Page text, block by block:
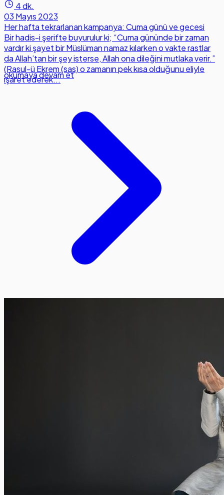
4 dk.
03 Mayıs 2023
Her hafta tekrarlanan kampanya: Cuma günü ve gecesi
Bir hadis-i şerifte buyurulur ki; “Cuma gününde bir zaman
vardır ki şayet bir Müslüman namaz kılarken o vakte rastlar
da Allah’tan bir şey isterse, Allah ona dileğini mutlaka verir.”
(Rasul-ü Ekrem (sas) o zamanın pek kısa olduğunu eliyle
işaret ederek...
okumaya devam et